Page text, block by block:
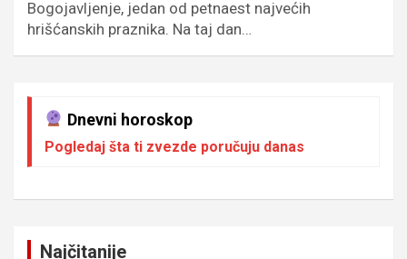
Bogojavljenje, jedan od petnaest najvećih
hrišćanskih praznika. Na taj dan…
Dnevni horoskop
Pogledaj šta ti zvezde poručuju danas
Najčitanije